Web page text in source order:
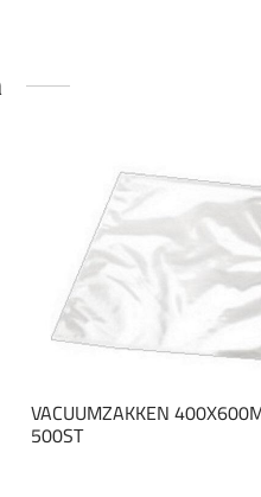
VACUUMZAKKEN
500ST